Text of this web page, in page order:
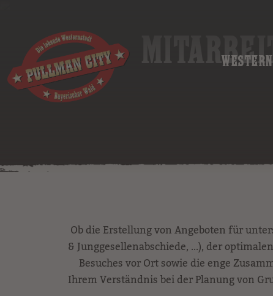
Ob die Erstellung von Angeboten für
& Junggesellenabschiede, ...), der
Besuches vor Ort sowie die enge
Ihrem Verständnis bei der Planung von